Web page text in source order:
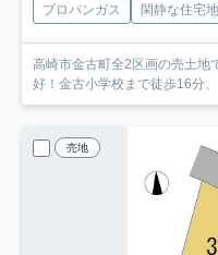
プロパンガス 閑静な住宅地
高崎市金古町全2区画の売土地
好！金古小学校まで徒歩16分
売地